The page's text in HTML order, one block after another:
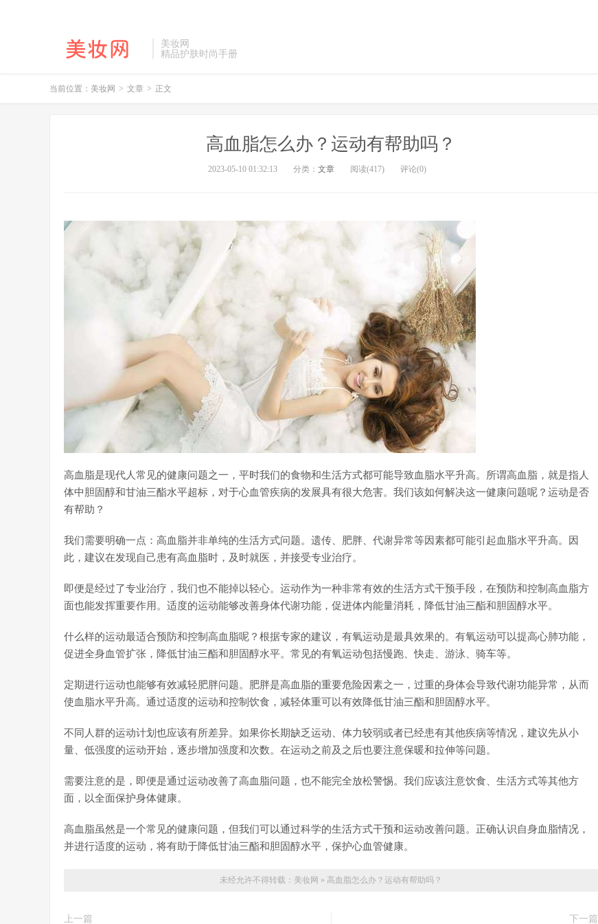
美妆网
精品护肤时尚手册
当前位置： 美妆网 > 文章 > 正文
高血脂怎么办？运动有帮助吗？
2023-05-10 01:32:13 分类： 文章 阅读(417) 评论(0)
高血脂是现代人常见的健康问题之一，平时我们的食物和生活方式都可能导致血脂水平升高。所谓高血脂，就是指人
体中胆固醇和甘油三酯水平超标，对于心血管疾病的发展具有很大危害。我们该如何解决这一健康问题呢？运动是否
有帮助？
我们需要明确一点：高血脂并非单纯的生活方式问题。遗传、肥胖、代谢异常等因素都可能引起血脂水平升高。因
此，建议在发现自己患有高血脂时，及时就医，并接受专业治疗。
即便是经过了专业治疗，我们也不能掉以轻心。运动作为一种非常有效的生活方式干预手段，在预防和控制高血脂方
面也能发挥重要作用。适度的运动能够改善身体代谢功能，促进体内能量消耗，降低甘油三酯和胆固醇水平。
什么样的运动最适合预防和控制高血脂呢？根据专家的建议，有氧运动是最具效果的。有氧运动可以提高心肺功能，
促进全身血管扩张，降低甘油三酯和胆固醇水平。常见的有氧运动包括慢跑、快走、游泳、骑车等。
定期进行运动也能够有效减轻肥胖问题。肥胖是高血脂的重要危险因素之一，过重的身体会导致代谢功能异常，从而
使血脂水平升高。通过适度的运动和控制饮食，减轻体重可以有效降低甘油三酯和胆固醇水平。
不同人群的运动计划也应该有所差异。如果你长期缺乏运动、体力较弱或者已经患有其他疾病等情况，建议先从小
量、低强度的运动开始，逐步增加强度和次数。在运动之前及之后也要注意保暖和拉伸等问题。
需要注意的是，即便是通过运动改善了高血脂问题，也不能完全放松警惕。我们应该注意饮食、生活方式等其他方
面，以全面保护身体健康。
高血脂虽然是一个常见的健康问题，但我们可以通过科学的生活方式干预和运动改善问题。正确认识自身血脂情况，
并进行适度的运动，将有助于降低甘油三酯和胆固醇水平，保护心血管健康。
未经允许不得转载： 美妆网 » 高血脂怎么办？运动有帮助吗？
上一篇
下一篇